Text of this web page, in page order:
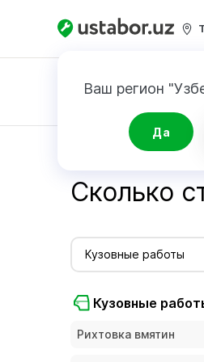
Ваш регион
Да
Сколько
Кузовные работы
Кузовные
Рихтовка вмятин